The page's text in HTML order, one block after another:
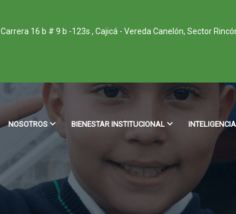
Carrera 16 b # 9 b -123s , Cajicá - Vereda Canelón, Sector
NOSOTROS BIENESTAR INSTITUCIONAL